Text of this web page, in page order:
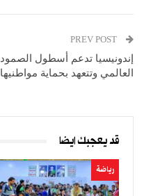
إندونيسيا تدعم أسطول الصمود
العالمي وتتعهد بحماية مواطنيها
قد يعجبك ايضا
رياضة